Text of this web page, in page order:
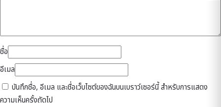
ชื่อ
อีเมล
บันทึกชื่อ, อีเมล และชื่อเว็บไซต์ของฉันบนเบราว์เซอร์นี้ สำหรับการแสดง
ความเห็นครั้งถัดไป